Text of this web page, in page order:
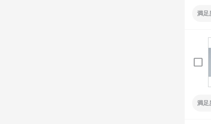
満足
満足